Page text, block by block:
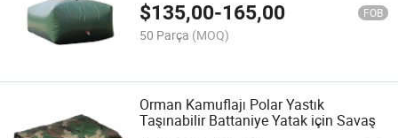
$135,00-165,00 FOB
50 Parça (MOQ)
Orman Kamuflajı Polar Yastık
Taşınabilir Battaniye Yatak için Savaş